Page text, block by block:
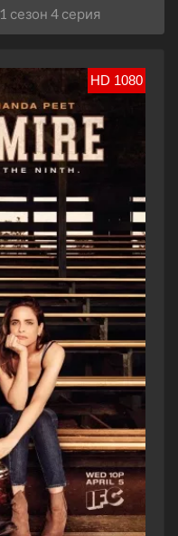
1 сезон 4 серия
HD 1080